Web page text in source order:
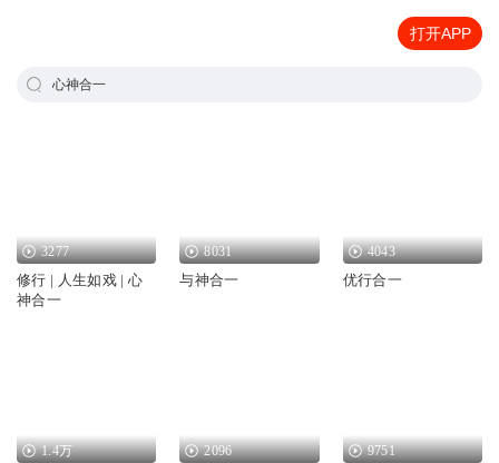
打开APP
心神合一
3277
修行 | 人生如戏 | 心
神合一
8031
与神合一
4043
优行合一
1.4万 2096 9751